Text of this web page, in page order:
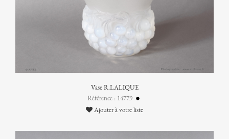
Vase R.LALIQUE
Référence : 14779
Ajouter à votre liste